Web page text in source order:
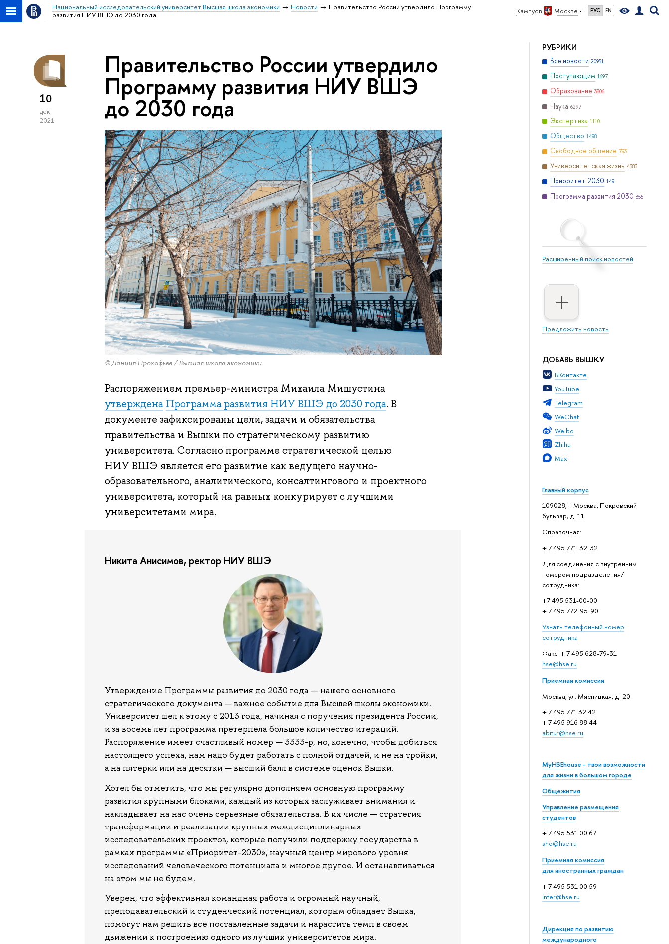
Кампус в Москве РУС EN
Национальный исследовательский университет Высшая школа экономики Новости
Правительство России утвердило Программу
развития НИУ ВШЭ до 2030 года
РУБРИКИ
Все новости 20951
Поступающим 1697
Образование 3806
Наука 6297
Экспертиза 1110
Общество 1498
Свободное общение 793
Университетская жизнь 4383
Приоритет 2030 149
Программа развития 2030 355
Расширенный поиск новостей
Предложить новость
ДОБАВЬ ВЫШКУ
ВКонтакте
YouTube
Telegram
WeChat
Weibo
Zhihu
Max
Главный корпус
109028, г. Москва, Покровский
бульвар, д. 11
Справочная:
+ 7 495 771-32-32
Для соединения с внутренним
номером подразделения/
сотрудника:
+7 495 531-00-00
+ 7 495 772-95-90
Узнать телефонный номер
сотрудника
Факс: + 7 495 628-79-31
hse@hse.ru
Приемная комиссия
Москва, ул. Мясницкая, д. 20
+ 7 495 771 32 42
+ 7 495 916 88 44
abitur@hse.ru
MyHSEhouse - твои возможности
для жизни в большом городе
Общежития
Управление размещения
студентов
+ 7 495 531 00 67
sho@hse.ru
Приемная комиссия
для иностранных граждан
+ 7 495 531 00 59
inter@hse.ru
Дирекция по развитию
международного
10
дек
2021
Правительство России утвердило
Программу развития НИУ ВШЭ
до 2030 года
© Даниил Прокофьев / Высшая школа экономики
Распоряжением премьер-министра Михаила Мишустина
утверждена Программа развития НИУ ВШЭ до 2030 года. В
документе зафиксированы цели, задачи и обязательства
правительства и Вышки по стратегическому развитию
университета. Согласно программе стратегической целью
НИУ ВШЭ является его развитие как ведущего научно-
образовательного, аналитического, консалтингового и проектного
университета, который на равных конкурирует с лучшими
университетами мира.
Никита Анисимов, ректор НИУ ВШЭ
Утверждение Программы развития до 2030 года — нашего основного
стратегического документа — важное событие для Высшей школы экономики.
Университет шел к этому с 2013 года, начиная с поручения президента России,
и за восемь лет программа претерпела большое количество итераций.
Распоряжение имеет счастливый номер — 3333-р, но, конечно, чтобы добиться
настоящего успеха, нам надо будет работать с полной отдачей, и не на тройки,
а на пятерки или на десятки — высший балл в системе оценок Вышки.
Хотел бы отметить, что мы регулярно дополняем основную программу
развития крупными блоками, каждый из которых заслуживает внимания и
накладывает на нас очень серьезные обязательства. В их числе — стратегия
трансформации и реализации крупных междисциплинарных
исследовательских проектов, которые получили поддержку государства в
рамках программы «Приоритет-2030», научный центр мирового уровня
исследований человеческого потенциала и многое другое. И останавливаться
на этом мы не будем.
Уверен, что эффективная командная работа и огромный научный,
преподавательский и студенческий потенциал, которым обладает Вышка,
помогут нам решить все поставленные задачи и нарастить темп в своем
движении к построению одного из лучших университетов мира.